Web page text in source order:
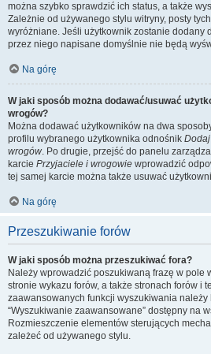
można szybko sprawdzić ich status, a także
Zależnie od używanego stylu witryny, posty
wyróżniane. Jeśli użytkownik zostanie dodany
przez niego napisane domyślnie nie będą
Na górę
W jaki sposób można dodawać/usuwać
wrogów?
Można dodawać użytkowników na dwa
profilu wybranego użytkownika odnośnik Dodaj
wrogów. Po drugie, przejść do panelu
karcie Przyjaciele i wrogowie wprowadzić
tej samej karcie można także usuwać
Na górę
Przeszukiwanie forów
W jaki sposób można przeszukiwać fora?
Należy wprowadzić poszukiwaną frazę w pole
stronie wykazu forów, a także stronach forów i
zaawansowanych funkcji wyszukiwania
“Wyszukiwanie zaawansowane” dostępny na
Rozmieszczenie elementów sterujących
zależeć od używanego stylu.